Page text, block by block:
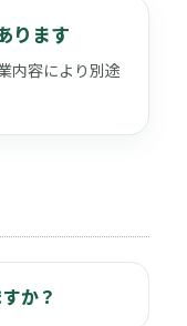
ります
内容により別途
か？